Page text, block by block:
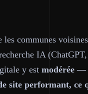
les communes
IA
y est modérée —
site performant, ce